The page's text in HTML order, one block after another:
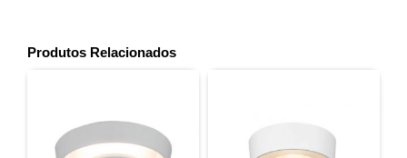
Produtos Relacionados